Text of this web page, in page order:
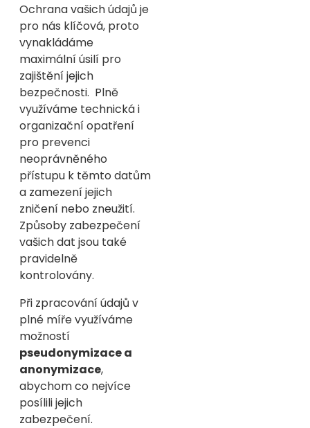
Ochrana vašich údajů je
pro nás klíčová, proto
vynakládáme
maximální úsilí pro
zajištění jejich
bezpečnosti. Plně
využíváme technická i
organizační opatření
pro prevenci
neoprávněného
přístupu k těmto datům
a zamezení jejich
zničení nebo zneužití.
Způsoby zabezpečení
vašich dat jsou také
pravidelně
kontrolovány.
Při zpracování údajů v
plné míře využíváme
možností
pseudonymizace a
anonymizace,
abychom co nejvíce
posílili jejich
zabezpečení.